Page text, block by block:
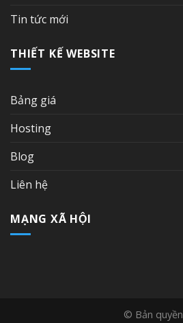
Tin tức mới
THIẾT KẾ WEBSITE
Bảng giá
Hosting
Blog
Liên hệ
MẠNG XÃ HỘI
© Bản quyền